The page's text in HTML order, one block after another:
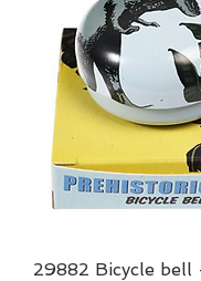
29882 Bicycle